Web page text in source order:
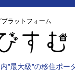
ラットフォーム
”最大級”の移住ポー